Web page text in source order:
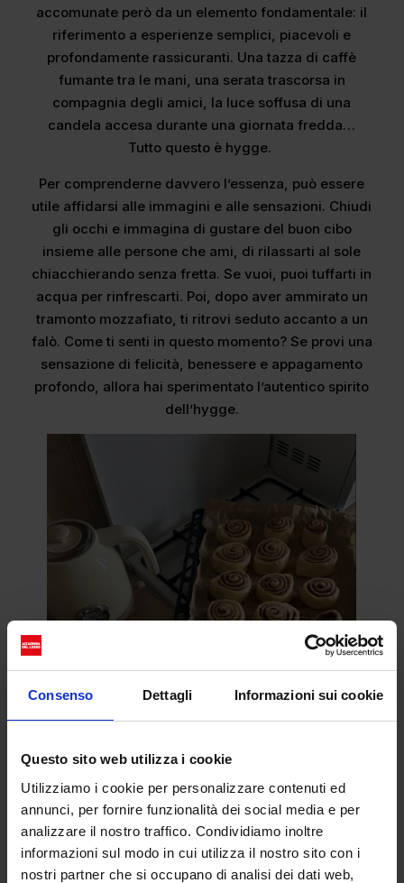
Consenso Dettagli Informazioni sui cookie
Questo sito web utilizza i cookie
Utilizziamo i cookie per personalizzare contenuti ed
annunci, per fornire funzionalità dei social media e per
analizzare il nostro traffico. Condividiamo inoltre
informazioni sul modo in cui utilizza il nostro sito con i
nostri partner che si occupano di analisi dei dati web,
accomunate però da un elemento fondamentale: il
riferimento a esperienze semplici, piacevoli e
profondamente rassicuranti. Una tazza di caffè
fumante tra le mani, una serata trascorsa in
compagnia degli amici, la luce soffusa di una
candela accesa durante una giornata fredda…
Tutto questo è hygge.
Per comprenderne davvero l’essenza, può essere
utile affidarsi alle immagini e alle sensazioni. Chiudi
gli occhi e immagina di gustare del buon cibo
insieme alle persone che ami, di rilassarti al sole
chiacchierando senza fretta. Se vuoi, puoi tuffarti in
acqua per rinfrescarti. Poi, dopo aver ammirato un
tramonto mozzafiato, ti ritrovi seduto accanto a un
falò. Come ti senti in questo momento? Se provi una
sensazione di felicità, benessere e appagamento
profondo, allora hai sperimentato l’autentico spirito
dell’hygge.
L’hygge è un invito a coltivare uno stato d’animo